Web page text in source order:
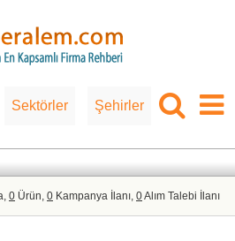
Sektörler Şehirler
0 Ürün, 0 Kampanya İlanı, 0Alım Talebi İlanı